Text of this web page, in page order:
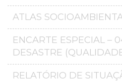
ATLAS
ENCARTE ESPECIAL –
DESASTRE
RELATÓRIO DE